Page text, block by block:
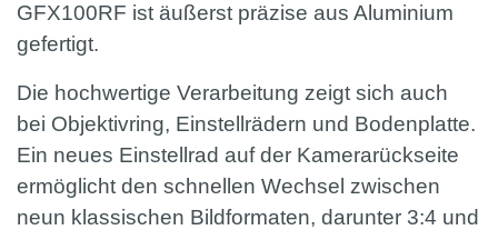
GFX100RF ist äußerst präzise aus Aluminium
gefertigt.
Die hochwertige Verarbeitung zeigt sich auch
bei Objektivring, Einstellrädern und Bodenplatte.
Ein neues Einstellrad auf der Kamerarückseite
ermöglicht den schnellen Wechsel zwischen
neun klassischen Bildformaten, darunter 3:4 und